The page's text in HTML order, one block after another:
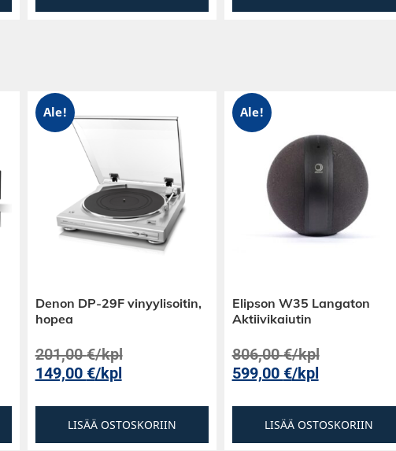
USB-
parilta.
laitteen
Ale!
Denon DP-29F vinyylisoitin,
hopea
201,00€/kpl
149,00 €/kpl
LISÄÄ OSTOSKORIIN
Ale!
Elipson W35 Langaton
Aktiivikaiutin
806,00€/kpl
599,00 €/kpl
LISÄÄ OSTOSKORIIN